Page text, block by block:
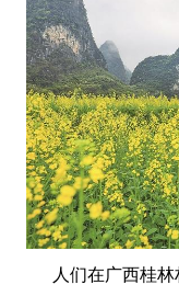
人们在广西桂